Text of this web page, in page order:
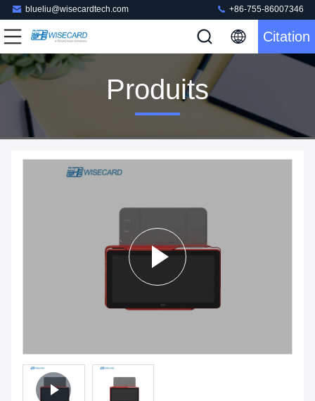
blueliu@wisecardtech.com +86-755-86007346
Citation
Produits